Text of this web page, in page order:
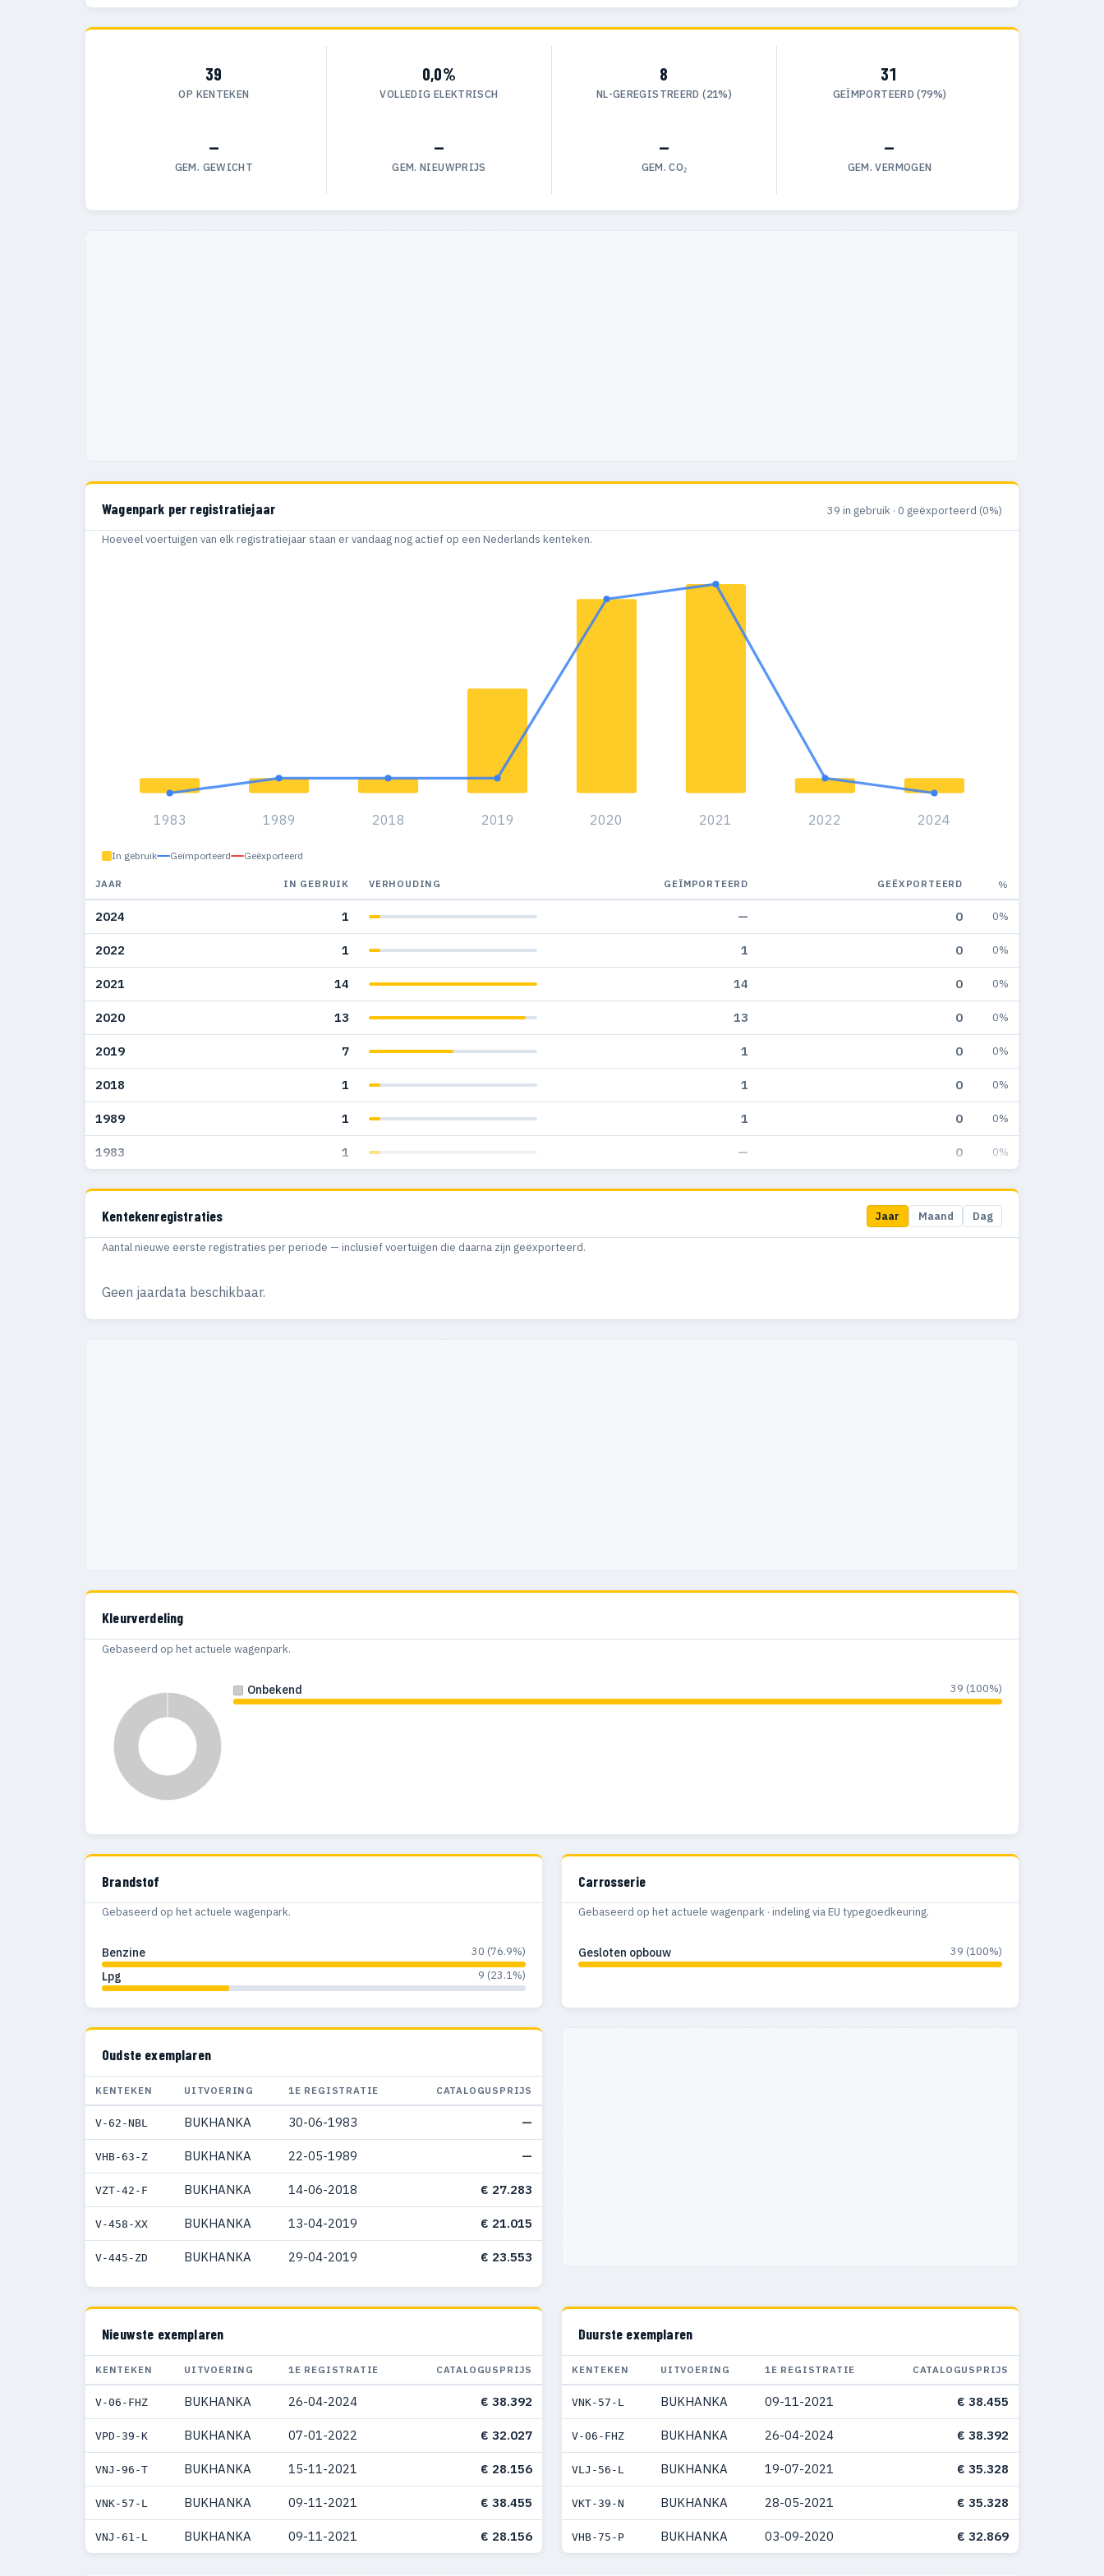
39
OP KENTEKEN
0,0%
VOLLEDIG ELEKTRISCH
8
NL-GEREGISTREERD (21%)
31
GEÏMPORTEERD (79%)
—
GEM. GEWICHT
—
GEM. NIEUWPRIJS
—
GEM. CO₂
—
GEM. VERMOGEN
Wagenpark per registratiejaar 39 in gebruik · 0 geëxporteerd (0%)
Hoeveel voertuigen van elk registratiejaar staan er vandaag nog actief op een Nederlands kenteken.
1983 1989 2018 2019 2020 2021 2022 2024
In gebruik Geïmporteerd Geëxporteerd
JAAR IN GEBRUIK VERHOUDING GEÏMPORTEERD GEËXPORTEERD %
2024 1 — 0 0%
2022 1 1 0 0%
2021 14 14 0 0%
2020 13 13 0 0%
2019 7 1 0 0%
2018 1 1 0 0%
1989 1 1 0 0%
1983 1 — 0 0%
Kentekenregistraties Jaar Maand Dag
Aantal nieuwe eerste registraties per periode — inclusief voertuigen die daarna zijn geëxporteerd.
Geen jaardata beschikbaar.
Kleurverdeling
Gebaseerd op het actuele wagenpark.
Onbekend 39 (100%)
Brandstof
Gebaseerd op het actuele wagenpark.
Benzine 30 (76.9%)
Lpg 9 (23.1%)
Carrosserie
Gebaseerd op het actuele wagenpark · indeling via EU typegoedkeuring.
Gesloten opbouw 39 (100%)
Oudste exemplaren
KENTEKEN UITVOERING 1E REGISTRATIE CATALOGUSPRIJS
V-62-NBL BUKHANKA 30-06-1983 —
VHB-63-Z BUKHANKA 22-05-1989 —
VZT-42-F BUKHANKA 14-06-2018 € 27.283
V-458-XX BUKHANKA 13-04-2019 € 21.015
V-445-ZD BUKHANKA 29-04-2019 € 23.553
Nieuwste exemplaren
KENTEKEN UITVOERING 1E REGISTRATIE CATALOGUSPRIJS
V-06-FHZ BUKHANKA 26-04-2024 € 38.392
VPD-39-K BUKHANKA 07-01-2022 € 32.027
VNJ-96-T BUKHANKA 15-11-2021 € 28.156
VNK-57-L BUKHANKA 09-11-2021 € 38.455
VNJ-61-L BUKHANKA 09-11-2021 € 28.156
Duurste exemplaren
KENTEKEN UITVOERING 1E REGISTRATIE CATALOGUSPRIJS
VNK-57-L BUKHANKA 09-11-2021 € 38.455
V-06-FHZ BUKHANKA 26-04-2024 € 38.392
VLJ-56-L BUKHANKA 19-07-2021 € 35.328
VKT-39-N BUKHANKA 28-05-2021 € 35.328
VHB-75-P BUKHANKA 03-09-2020 € 32.869